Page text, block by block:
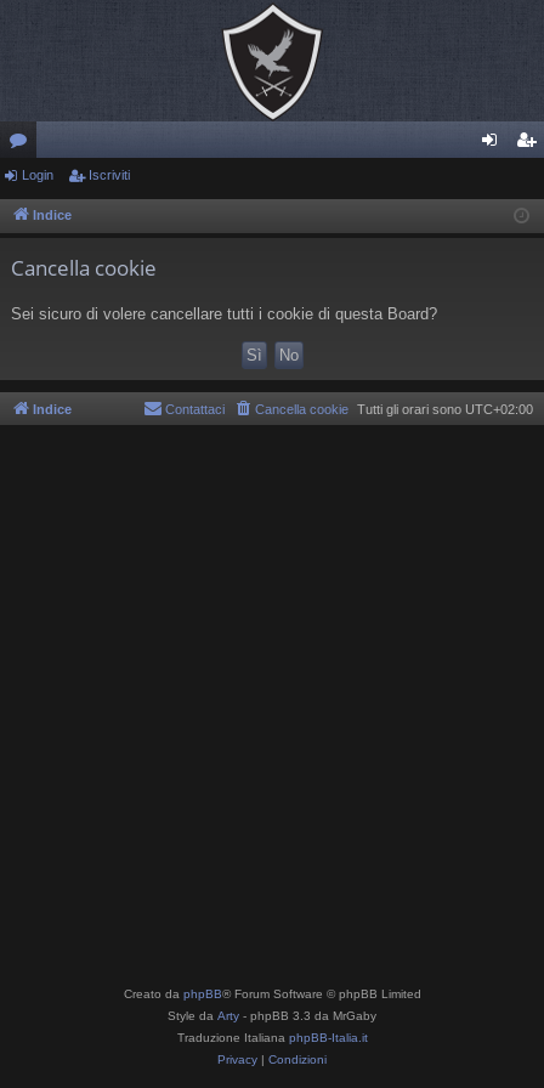
or
u riv
Login Iscriviti
Indice
Cancella cookie
Sei sicuro di volere cancellare tutti i cookie di questa Board?
Indice Tutti gli orari sono UTC+02:00
Cancella cookie
Contattaci
Creato da phpBB® Forum Software © phpBB Limited
Style da Arty - phpBB 3.3 da MrGaby
Traduzione Italiana phpBB-Italia.it
Privacy | Condizioni